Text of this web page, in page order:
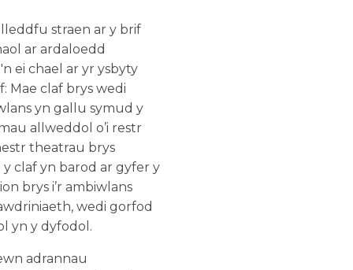
straen ar y brif
ar ardaloedd
ei chael ar yr ysbyty
Mae claf brys wedi
yn gallu symud y
allweddol o’i restr
theatrau brys
claf yn barod ar gyfer y
brys i’r ambiwlans
wedi gorfod
yn y dyfodol.
adrannau